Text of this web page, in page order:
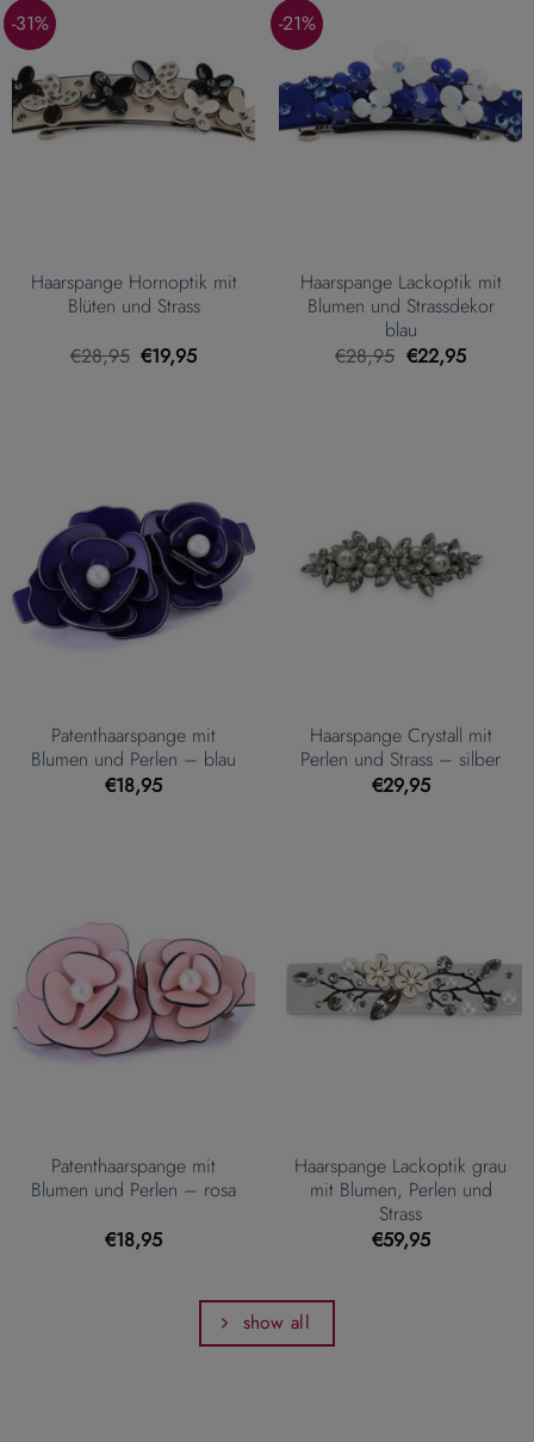
-31%
Haarspange Hornoptik mit
Blüten und Strass
€28,95 Ursprünglicher
Preis
€19,95Aktueller
-21%
Haarspange Lackoptik mit
Blumen und Strassdekor
blau
€28,95 Ursprünglicher
Preis
€22,95Aktueller
Patenthaarspange mit
Blumen und Perlen – blau
€18,95
Haarspange Crystall mit
Perlen und Strass – silber
€29,95
Patenthaarspange mit
Blumen und Perlen – rosa
€18,95
Haarspange Lackoptik grau
mit Blumen, Perlen und
Strass
€59,95
show all